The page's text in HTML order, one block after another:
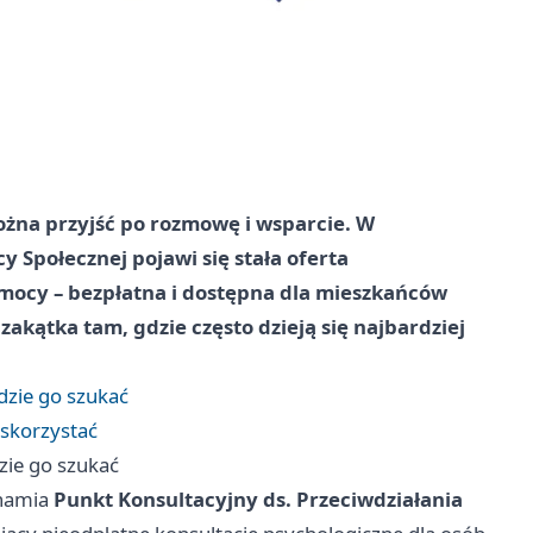
przyjść po rozmowę i wsparcie. W
pojawi się stała oferta
– bezpłatna i dostępna dla mieszkańców
tam, gdzie często dzieją się najbardziej
go szukać
go szukać
Punkt Konsultacyjny ds. Przeciwdziałania